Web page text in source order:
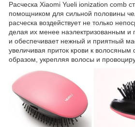
Расческа Xiaomi Yueli ionization comb
помощником для сильной половины
расческа воздействует не только
делая их менее наэлектризованным
и обеспечивает нежный и приятный
увеличивая приток крови к
образом, укрепляя волосы и